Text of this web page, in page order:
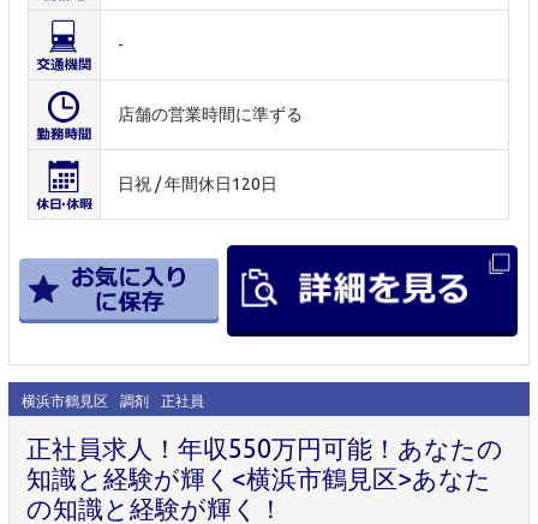
-
店舗の営業時間に準ずる
日祝 / 年間休日120日
横浜市鶴見区 調剤 正社員
正社員求人！年収550万円可能！あなたの
知識と経験が輝く<横浜市鶴見区>あなた
の知識と経験が輝く！